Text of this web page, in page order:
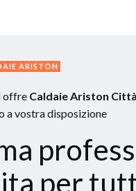
ARISTON
offre Caldaie Ariston
a vostra disposizione
per